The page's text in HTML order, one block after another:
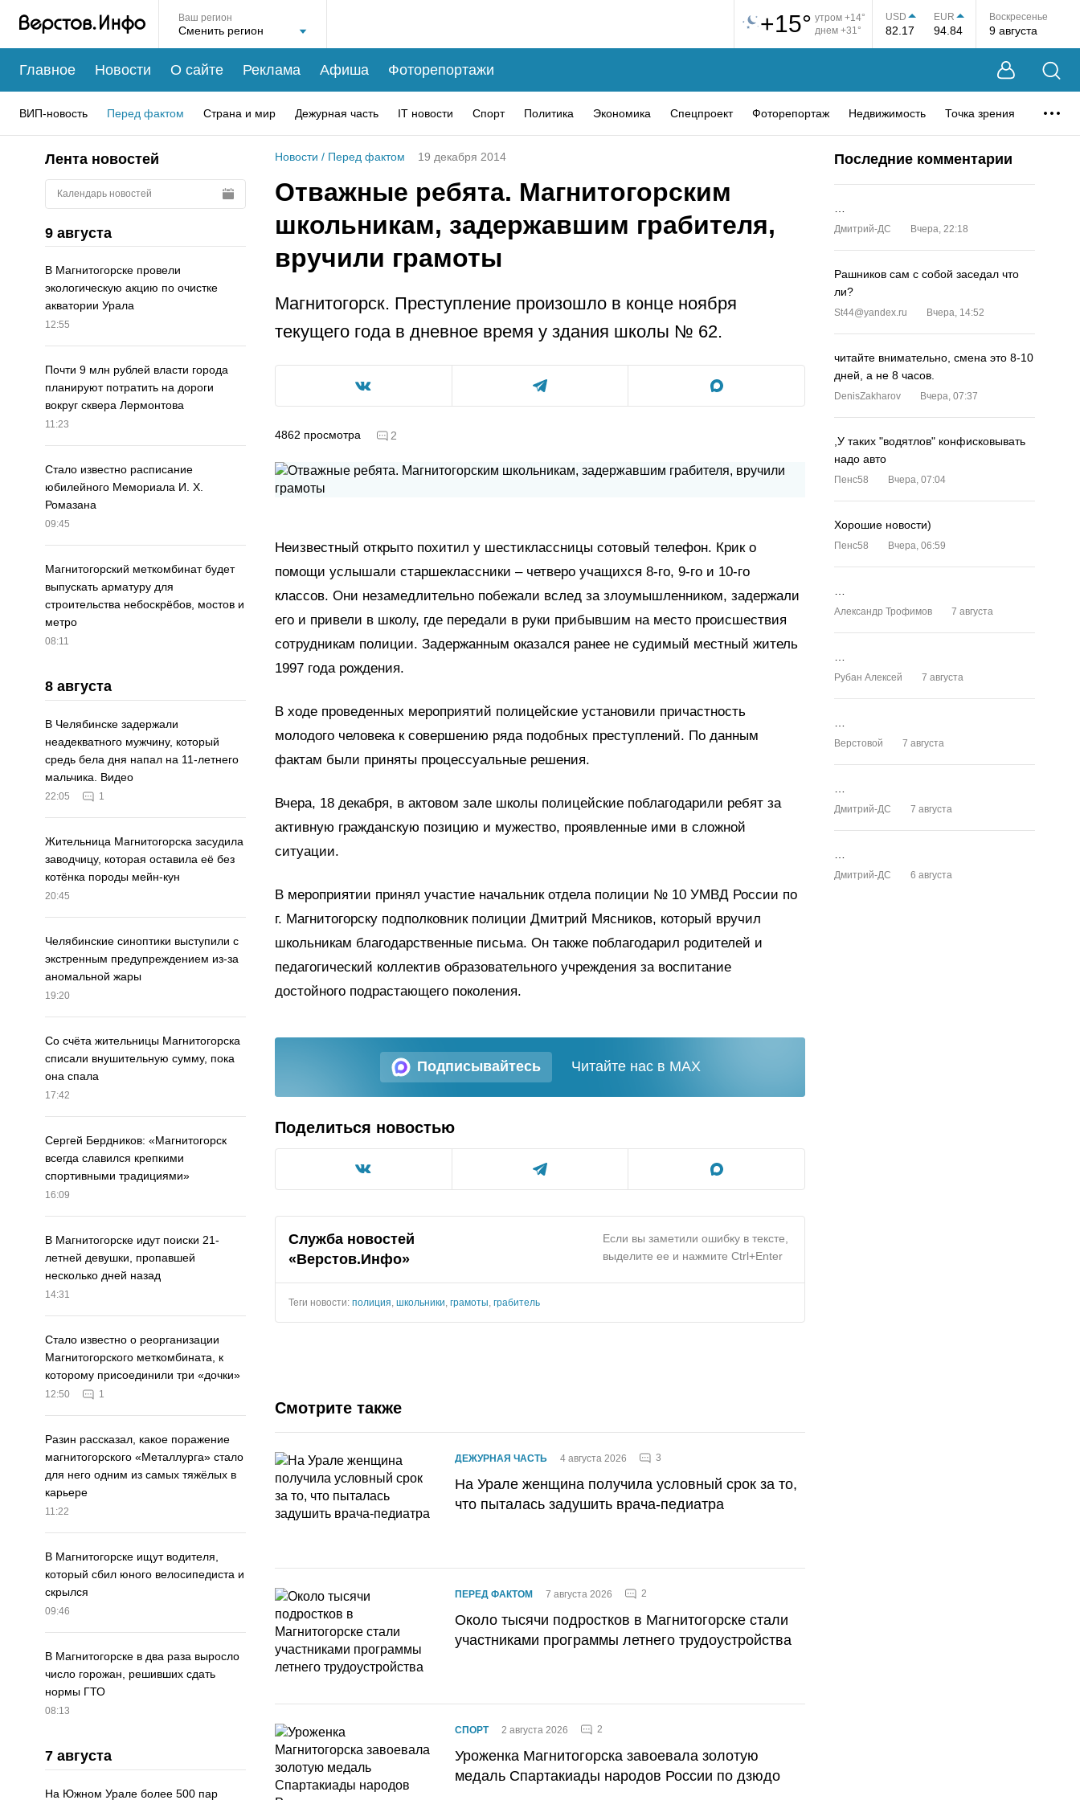
Ваш регион +15° утром +14°
днем +31°
USD
82.17
EUR
94.84
Воскресенье
9 августа
Главное Новости О сайте Реклама Афиша Фоторепортажи
ВИП-новость Перед фактом Страна и мир Дежурная часть IT новости Спорт Политика Экономика Спецпроект Фоторепортаж Недвижимость Точка зрения
Лента новостей
Календарь новостей
9 августа
В Магнитогорске провели
экологическую акцию по очистке
акватории Урала
12:55
Почти 9 млн рублей власти города
планируют потратить на дороги
вокруг сквера Лермонтова
11:23
Стало известно расписание
юбилейного Мемориала И. Х.
Ромазана
09:45
Магнитогорский меткомбинат будет
выпускать арматуру для
строительства небоскрёбов, мостов и
метро
08:11
8 августа
В Челябинске задержали
неадекватного мужчину, который
средь бела дня напал на 11-летнего
мальчика. Видео
22:05 1
Жительница Магнитогорска засудила
заводчицу, которая оставила её без
котёнка породы мейн-кун
20:45
Челябинские синоптики выступили с
экстренным предупреждением из-за
аномальной жары
19:20
Со счёта жительницы Магнитогорска
списали внушительную сумму, пока
она спала
17:42
Сергей Бердников: «Магнитогорск
всегда славился крепкими
спортивными традициями»
16:09
В Магнитогорске идут поиски 21-
летней девушки, пропавшей
несколько дней назад
14:31
Стало известно о реорганизации
Магнитогорского меткомбината, к
которому присоединили три «дочки»
12:50 1
Разин рассказал, какое поражение
магнитогорского «Металлурга» стало
для него одним из самых тяжёлых в
карьере
11:22
В Магнитогорске ищут водителя,
который сбил юного велосипедиста и
скрылся
09:46
В Магнитогорске в два раза выросло
число горожан, решивших сдать
нормы ГТО
08:13
7 августа
На Южном Урале более 500 пар
Новости / Перед фактом 19 декабря 2014
Отважные ребята. Магнитогорским
школьникам, задержавшим грабителя,
вручили грамоты
Магнитогорск. Преступление произошло в конце ноября
текущего года в дневное время у здания школы № 62.
4862 просмотра 2
Неизвестный открыто похитил у шестиклассницы сотовый телефон. Крик о
помощи услышали старшеклассники – четверо учащихся 8-го, 9-го и 10-го
классов. Они незамедлительно побежали вслед за злоумышленником, задержали
его и привели в школу, где передали в руки прибывшим на место происшествия
сотрудникам полиции. Задержанным оказался ранее не судимый местный житель
1997 года рождения.
В ходе проведенных мероприятий полицейские установили причастность
молодого человека к совершению ряда подобных преступлений. По данным
фактам были приняты процессуальные решения.
Вчера, 18 декабря, в актовом зале школы полицейские поблагодарили ребят за
активную гражданскую позицию и мужество, проявленные ими в сложной
ситуации.
В мероприятии принял участие начальник отдела полиции № 10 УМВД России по
г. Магнитогорску подполковник полиции Дмитрий Мясников, который вручил
школьникам благодарственные письма. Он также поблагодарил родителей и
педагогический коллектив образовательного учреждения за воспитание
достойного подрастающего поколения.
Подписывайтесь Читайте нас в MAX
Поделиться новостью
Служба новостей
«Верстов.Инфо»
Если вы заметили ошибку в тексте,
выделите ее и нажмите Ctrl+Enter
Теги новости: полиция школьники грамоты грабитель
Смотрите также
ДЕЖУРНАЯ ЧАСТЬ 4 августа 2026 3
На Урале женщина получила условный срок за то,
что пыталась задушить врача-педиатра
ПЕРЕД ФАКТОМ 7 августа 2026 2
Около тысячи подростков в Магнитогорске стали
участниками программы летнего трудоустройства
СПОРТ 2 августа 2026 2
Уроженка Магнитогорска завоевала золотую
медаль Спартакиады народов России по дзюдо
Последние комментарии
Дмитрий-ДС Вчера, 22:18
Рашников сам с собой заседал что
ли?
St44@yandex.ru Вчера, 14:52
читайте внимательно, смена это 8-10
дней, а не 8 часов.
DenisZakharov Вчера, 07:37
,У таких "водятлов" конфисковывать
надо авто
Пенс58 Вчера, 07:04
Хорошие новости)
Пенс58 Вчера, 06:59
Александр Трофимов 7 августа
Рубан Алексей 7 августа
Верстовой 7 августа
Дмитрий-ДС 7 августа
Дмитрий-ДС 6 августа